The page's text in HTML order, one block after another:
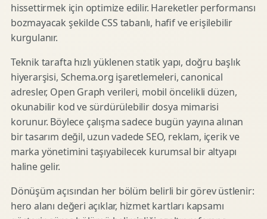
hissettirmek için optimize edilir. Hareketler performansı
bozmayacak şekilde CSS tabanlı, hafif ve erişilebilir
kurgulanır.
Teknik tarafta hızlı yüklenen statik yapı, doğru başlık
hiyerarşisi, Schema.org işaretlemeleri, canonical
adresler, Open Graph verileri, mobil öncelikli düzen,
okunabilir kod ve sürdürülebilir dosya mimarisi
korunur. Böylece çalışma sadece bugün yayına alınan
bir tasarım değil, uzun vadede SEO, reklam, içerik ve
marka yönetimini taşıyabilecek kurumsal bir altyapı
haline gelir.
Dönüşüm açısından her bölüm belirli bir görev üstlenir:
hero alanı değeri açıklar, hizmet kartları kapsamı